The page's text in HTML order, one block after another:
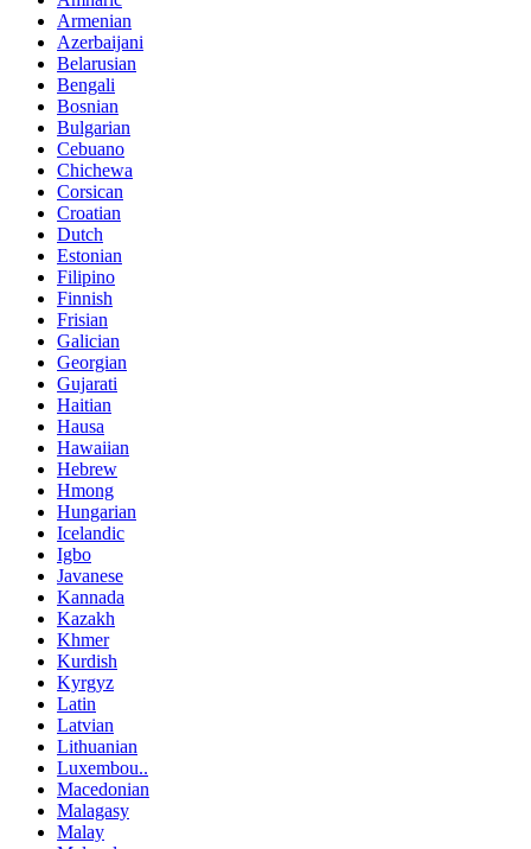
Armenian
Azerbaijani
Belarusian
Bengali
Bosnian
Bulgarian
Cebuano
Chichewa
Corsican
Croatian
Dutch
Estonian
Filipino
Finnish
Frisian
Galician
Georgian
Gujarati
Haitian
Hausa
Hawaiian
Hebrew
Hmong
Hungarian
Icelandic
Igbo
Javanese
Kannada
Kazakh
Khmer
Kurdish
Kyrgyz
Latin
Latvian
Lithuanian
Luxembou..
Macedonian
Malagasy
Malay